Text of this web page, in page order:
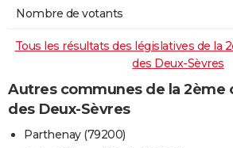
Nombre de votants
Tous les résultats des législatives de la
des Deux-Sèvres
Autres communes de la 2ème
des Deux-Sèvres
Parthenay (79200)